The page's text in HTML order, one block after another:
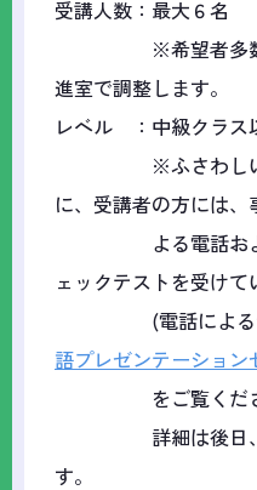
受講人数：最大６名
※希望者多数の
進室で調整します。
レベル ：中級クラス
※ふさわしい成
に、受講者の方には
よる電話および
ェックテストを受けて
(電話によるテ
語プレゼンテーション
をご覧くださ
詳細は後日、各
す。